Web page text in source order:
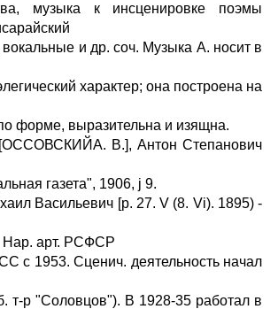
музыка к инсценировке поэмы
и др. соч. Музыка А. носит в
характер; она построена на
форме, выразительна и изящна.
В.], Антон Степанович
газета", 1906, ј 9.
Васильевич [p. 27. V (8. Vi). 1895) -
Нар. арт. РСФСР
с 1953. Сценич. деятельность начал
т-р "Соловцов"). В 1928-35 работал в